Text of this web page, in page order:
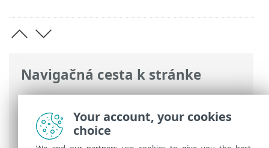
Navigačná cesta k stránke
ESET Online pomocník>ESET HOME>
Práca s produktom ESET HOME>
Predplatné a ich správa
Your account, your cookies
choice